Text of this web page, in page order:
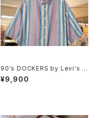
90's DOCKERS by Levi's m
ulti-stripe and botanical S
hirt
¥9,900